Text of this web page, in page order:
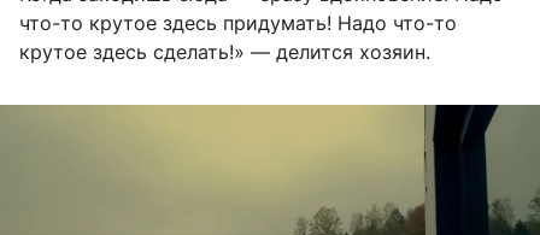
что-то крутое здесь придумать! Надо что-то
крутое здесь сделать!» — делится хозяин.